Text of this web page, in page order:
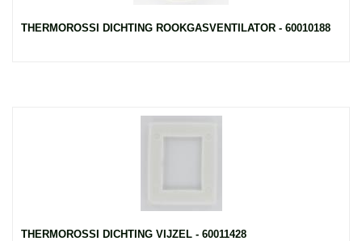
THERMOROSSI DICHTING ROOKGASVENTILATOR - 60010188
THERMOROSSI DICHTING VIJZEL - 60011428